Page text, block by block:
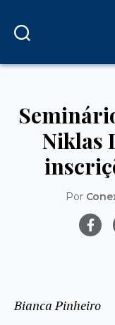
Niklas
Por
Bianca Pinheiro